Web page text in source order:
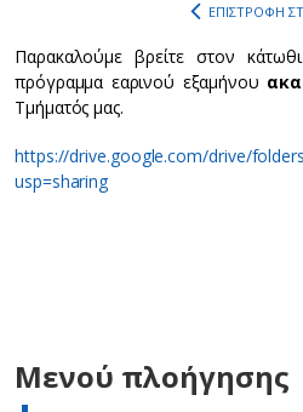
ΕΠΙΣΤΡΟΦΗ
Παρακαλούμε βρείτε στον
πρόγραμμα εαρινού εξαμήνου
Τμήματός μας.
https://drive.google.com/drive/
usp=sharing
Μενού πλοήγησης